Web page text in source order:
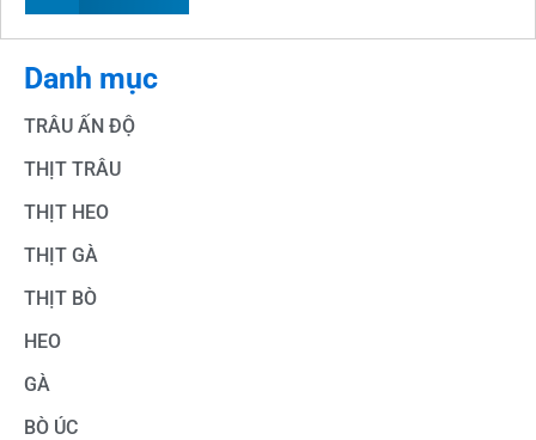
Danh mục
TRÂU ẤN ĐỘ
THỊT TRÂU
THỊT HEO
THỊT GÀ
THỊT BÒ
HEO
GÀ
BÒ ÚC